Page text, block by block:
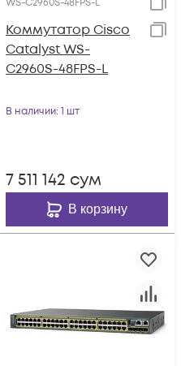
WS-C2960S-48FPS-L
Коммутатор Cisco
Catalyst WS-
C2960S-48FPS-L
В наличии: 1 шт
7 511 142 сум
В корзину